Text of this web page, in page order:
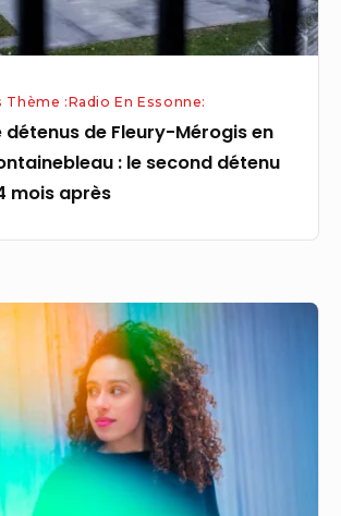
:Radio En Essonne:
détenus de Fleury-Mérogis en
: le second détenu
mois après